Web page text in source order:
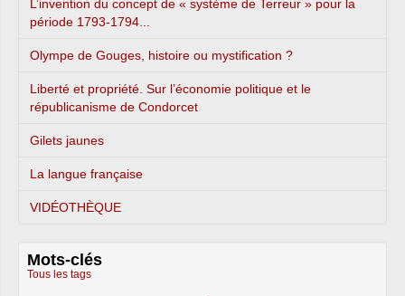
L’invention du concept de « système de Terreur » pour la
période 1793-1794...
Olympe de Gouges, histoire ou mystification ?
Liberté et propriété. Sur l’économie politique et le
républicanisme de Condorcet
Gilets jaunes
La langue française
VIDÉOTHÈQUE
Mots-clés
Tous les tags